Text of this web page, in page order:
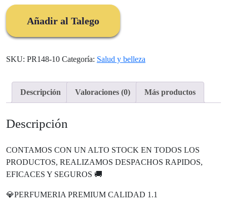
2
Caballero
Añadir al Talego
SKU: PR148-10 Categoría: Salud y belleza
Descripción Valoraciones (0) Más productos
Descripción
CONTAMOS CON UN ALTO STOCK EN TODOS LOS
PRODUCTOS, REALIZAMOS DESPACHOS RAPIDOS,
EFICACES Y SEGUROS 🚚
💎PERFUMERIA PREMIUM CALIDAD 1.1